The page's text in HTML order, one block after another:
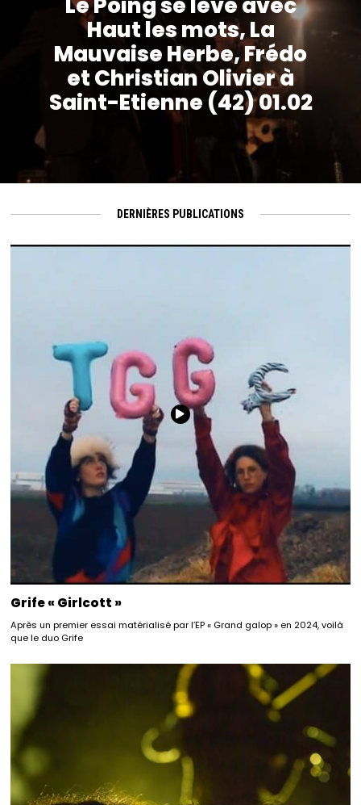
Mauvaise Herbe, Frédo
et Christian Olivier à
Saint-Etienne (42) 01.02
Grife « Girlcott »
Après un premier essai matérialisé par l’EP « Grand galop » en 2024, voilà